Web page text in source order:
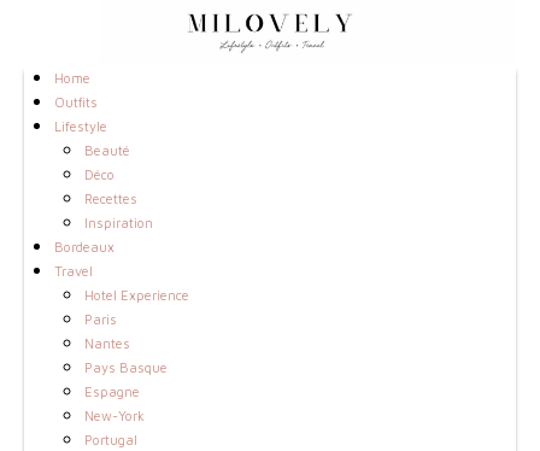
Home
Outfits
Lifestyle
Beauté
Déco
Recettes
Inspiration
Bordeaux
Travel
Hotel Experience
Paris
Nantes
Pays Basque
Espagne
New-York
Portugal